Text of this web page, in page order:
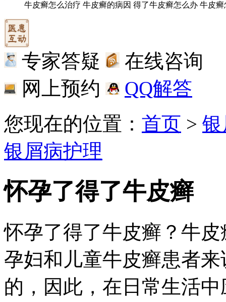
牛皮癣怎么治疗 牛皮癣的病因 得了牛皮癣怎么办 牛皮癣
专家答疑
在线咨询
网上预约
QQ解答
您现在的位置： 首页 >
银屑病护理
怀孕了得了牛皮癣
怀孕了得了牛皮癣？牛
孕妇和儿童牛皮癣患者
的，因此，在日常生活